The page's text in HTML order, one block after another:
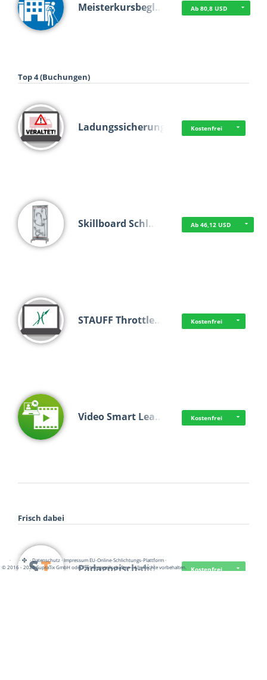
Meisterkursbegl… Ab 80,8 USD
Top 4 (Buchungen)
Ladungssicherung Kostenfrei
Skillboard Schl… Ab 46,12 USD
STAUFF Throttle… Kostenfrei
Video Smart Lea… Kostenfrei
Frisch dabei
Pädagogisch-did… Kostenfrei
· · ·Datenschutz·Impressum EU-Online-Schlichtungs-Plattform·
© 2016 - 2026 SupraTix GmbH oder Partnergesellschaften - Alle Rechte vorbehalten.